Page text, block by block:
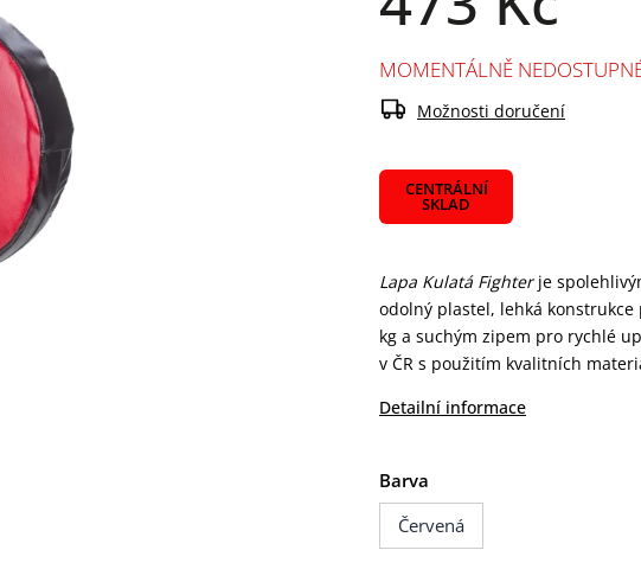
CENTRÁLNÍ
SKLAD
Lapa Kulatá Fighterje
odolný plastel, lehká
kg a suchým zipem pro rychlé
v ČR s použitím kvalitních
Detailní informace
Barva
Červená
MOMENTÁLNĚ
Možnosti doručení